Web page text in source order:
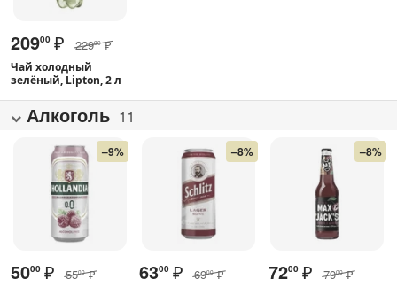
20900 ₽ 22900 ₽
Чай холодный
зелёный, Lipton, 2 л
Алкоголь 11
–9%
5000 ₽ 5500 ₽
–8%
6300 ₽ 6900 ₽
–8%
7200 ₽ 7900 ₽